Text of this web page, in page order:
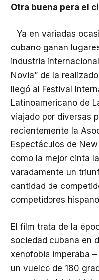
Otra buena pera el
Ya en variadas
cubano ganan
industria
Novia” de la
llegó al Festival
Latinoamericano de
viajado por diversas
recientemente la
Espectáculos de
como la mejor cinta
varadamente un
cantidad de
competidores
El film trata de la
sociedad cubana en
xenofobia imperaba
un vuelco de 180